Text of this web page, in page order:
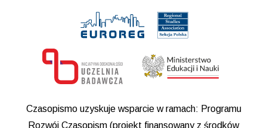
Czasopismo uzyskuje wsparcie w ramach: Programu
Rozwój Czasopism (projekt finansowany z środków